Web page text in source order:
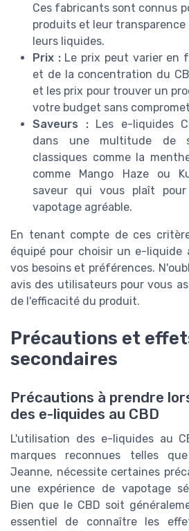
Ces fabricants sont connus
produits et leur
leurs liquides.
Prix :Le prix peut varier en
et de la concentration du
et les prix pour trouver un
votre budget sans
Saveurs :Les e-liquides
dans une multitude de
classiques comme la
comme Mango Haze ou
saveur qui vous plaît
vapotage agréable.
En tenant compte de ces
équipé pour choisir un e-liquide
vos besoins et préférences.
avis des utilisateurs pour vous
de l'efficacité du produit.
Précautions et
secondaires
Précautions à prendre
des e-liquides au CBD
L'utilisation des e-liquides au
marques reconnues telles
Jeanne, nécessite certaines
une expérience de vapotage
Bien que le CBD soit
essentiel de connaître les